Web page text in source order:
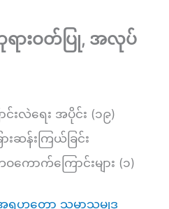
ားဝတ်ပြု, အလုပ်
င်းလဲရေး အပိုင်း (၁၉)
းဆန်းကြယ်ခြင်း
ောက်ကြောင်းများ (၁)
တော သမ္မာသမ္ဗုဒ္ဓ